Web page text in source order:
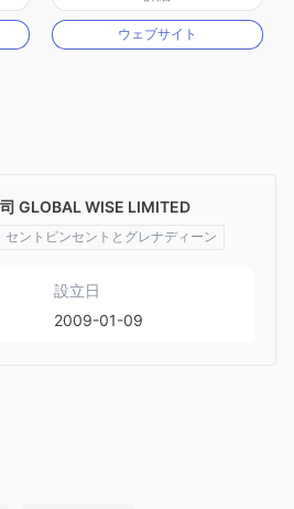
（MM）
マーケットメイキングライセンス（MM）
MT4フルライセンス
ウェブサイト
GLOBAL WISE LIMITED
セントビンセントとグレナディーン
設立日
2009-01-09